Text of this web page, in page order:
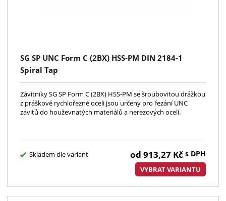
SG SP UNC Form C (2BX) HSS-PM DIN 2184-1
Spiral Tap
Závitníky SG SP Form C (2BX) HSS-PM se šroubovitou drážkou
z práškové rychlořezné oceli jsou určeny pro řezání UNC
závitů do houževnatých materiálů a nerezových ocelí.
Skladem dle variant od 913,27 Kč s DPH
VYBRAT VARIANTU